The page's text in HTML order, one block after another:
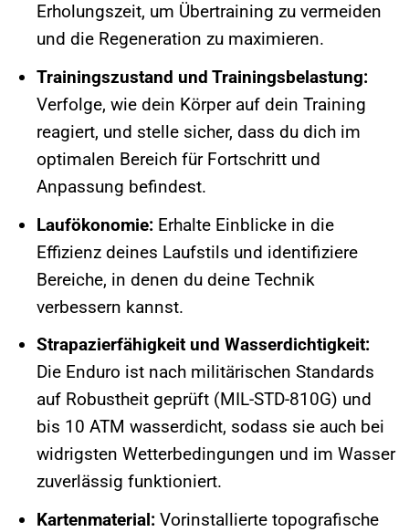
Erholungszeit, um Übertraining zu vermeiden
und die Regeneration zu maximieren.
Trainingszustand und Trainingsbelastung:
Verfolge, wie dein Körper auf dein Training
reagiert, und stelle sicher, dass du dich im
optimalen Bereich für Fortschritt und
Anpassung befindest.
Laufökonomie:Erhalte Einblicke in die
Effizienz deines Laufstils und identifiziere
Bereiche, in denen du deine Technik
verbessern kannst.
Strapazierfähigkeit und Wasserdichtigkeit:
Die Enduro ist nach militärischen Standards
auf Robustheit geprüft (MIL-STD-810G) und
bis 10 ATM wasserdicht, sodass sie auch bei
widrigsten Wetterbedingungen und im Wasser
zuverlässig funktioniert.
Kartenmaterial:Vorinstallierte topografische